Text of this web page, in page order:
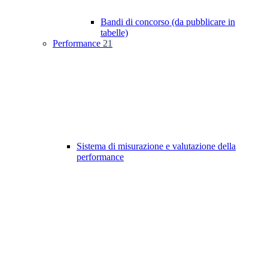
Bandi di concorso (da pubblicare in
tabelle)
Performance 21
Sistema di misurazione e valutazione della
performance